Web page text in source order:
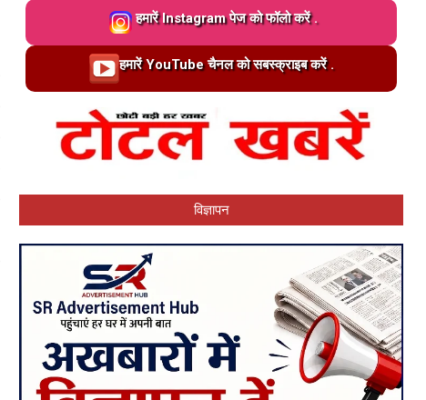
Loading…
हमारें Instagram पेज को फॉलो करें .
Loading…हमारें YouTube चैनल को सबस्क्राइब करें .
विज्ञापन